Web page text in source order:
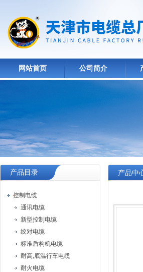
网站首页 公司简介
产品目录
控制电缆
通讯电缆
新型控制电缆
绞对电缆
标准盾构机电缆
耐高,底温行车电缆
耐火电缆
产品中